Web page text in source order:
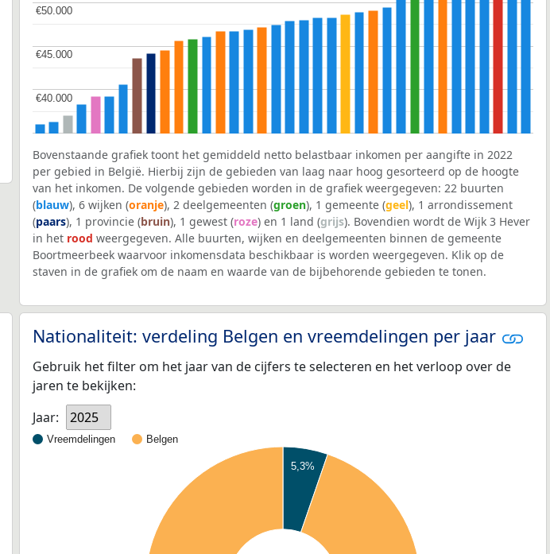
€40.000
€40.000
€45.000
€45.000
€50.000
€50.000
Bovenstaande grafiek toont het gemiddeld netto belastbaar inkomen per aangifte in 2022
per gebied in België. Hierbij zijn de gebieden van laag naar hoog gesorteerd op de hoogte
van het inkomen. De volgende gebieden worden in de grafiek weergegeven: 22 buurten
(blauw), 6 wijken (oranje), 2 deelgemeenten (groen), 1 gemeente (geel), 1 arrondissement
(paars), 1 provincie (bruin), 1 gewest (roze) en 1 land (grijs). Bovendien wordt de Wijk 3 Hever
in het rood weergegeven. Alle buurten, wijken en deelgemeenten binnen de gemeente
Boortmeerbeek waarvoor inkomensdata beschikbaar is worden weergegeven. Klik op de
staven in de grafiek om de naam en waarde van de bijbehorende gebieden te tonen.
Nationaliteit: verdeling Belgen en vreemdelingen per jaar
Gebruik het filter om het jaar van de cijfers te selecteren en het verloop over de
jaren te bekijken:
Jaar:
2025
Vreemdelingen Belgen
5,3%